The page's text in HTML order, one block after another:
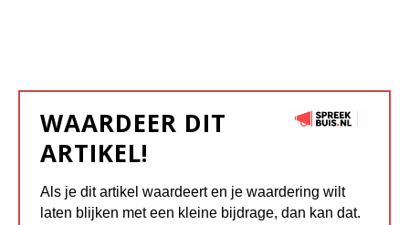
WAARDEER DIT
ARTIKEL!
Als je dit artikel waardeert en je waardering wilt
laten blijken met een kleine bijdrage, dan kan dat.